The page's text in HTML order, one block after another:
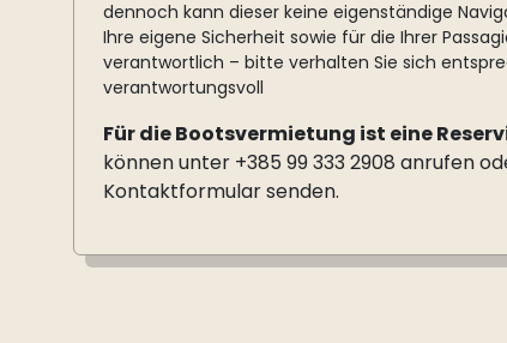
dennoch kann dieser keine eigenständige
Ihre eigene Sicherheit sowie für die Ihrer
verantwortlich – bitte verhalten Sie sich
verantwortungsvoll
Für die Bootsvermietung ist eine
können unter +385 99 333 2908 anrufen
Kontaktformular senden.